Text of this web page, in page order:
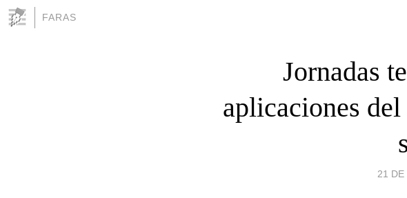
FARAS
Jornadas
aplicaciones
21 DE